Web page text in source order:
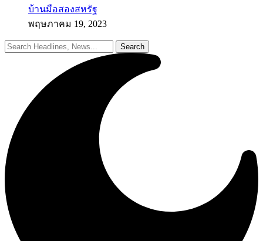
บ้านมือสองสหรัฐ
พฤษภาคม 19, 2023